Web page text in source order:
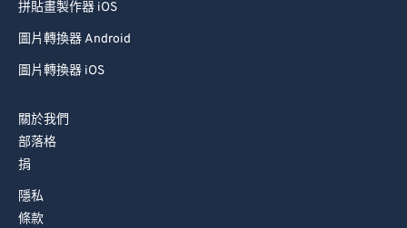
拼貼畫製作器 iOS
圖片轉換器 Android
圖片轉換器 iOS
關於我們
部落格
捐
隱私
條款